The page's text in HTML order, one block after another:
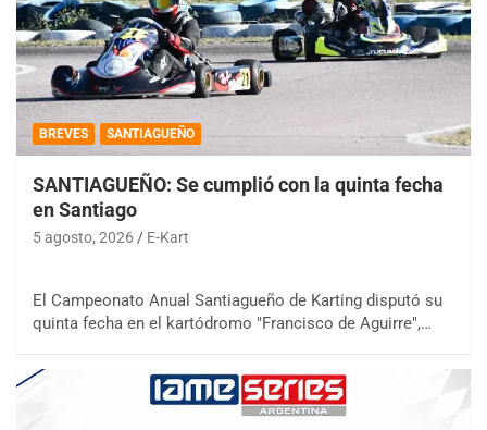
BREVES SANTIAGUEÑO
SANTIAGUEÑO: Se cumplió con la quinta fecha
en Santiago
5 agosto, 2026 E-Kart
El Campeonato Anual Santiagueño de Karting disputó su
quinta fecha en el kartódromo "Francisco de Aguirre",…